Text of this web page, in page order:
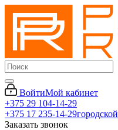
ВойтиМой кабинет
+375 29 104-14-29
+375 17 235-14-29городской
Заказать звонок